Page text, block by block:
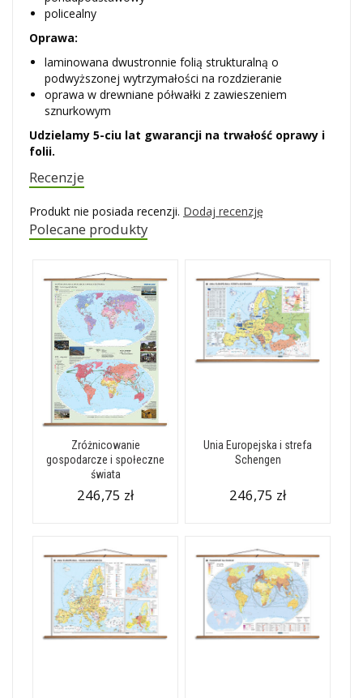
policealny
Oprawa:
laminowana dwustronnie folią strukturalną o
podwyższonej wytrzymałości na rozdzieranie
oprawa w drewniane półwałki z zawieszeniem
sznurkowym
Udzielamy 5-ciu lat gwarancji na trwałość oprawy i
folii.
Recenzje
Produkt nie posiada recenzji. Dodaj recenzję
Polecane produkty
Zróżnicowanie
gospodarcze i społeczne
świata
246,75 zł
Unia Europejska i strefa
Schengen
246,75 zł